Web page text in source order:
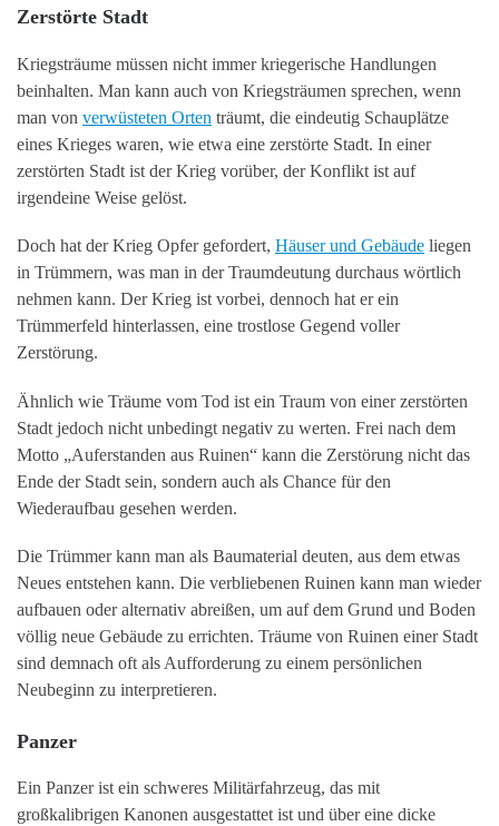
Zerstörte Stadt
Kriegsträume müssen nicht immer kriegerische Handlungen
beinhalten. Man kann auch von Kriegsträumen sprechen, wenn
man von verwüsteten Orten träumt, die eindeutig Schauplätze
eines Krieges waren, wie etwa eine zerstörte Stadt. In einer
zerstörten Stadt ist der Krieg vorüber, der Konflikt ist auf
irgendeine Weise gelöst.
Doch hat der Krieg Opfer gefordert, Häuser und Gebäude liegen
in Trümmern, was man in der Traumdeutung durchaus wörtlich
nehmen kann. Der Krieg ist vorbei, dennoch hat er ein
Trümmerfeld hinterlassen, eine trostlose Gegend voller
Zerstörung.
Ähnlich wie Träume vom Tod ist ein Traum von einer zerstörten
Stadt jedoch nicht unbedingt negativ zu werten. Frei nach dem
Motto „Auferstanden aus Ruinen“ kann die Zerstörung nicht das
Ende der Stadt sein, sondern auch als Chance für den
Wiederaufbau gesehen werden.
Die Trümmer kann man als Baumaterial deuten, aus dem etwas
Neues entstehen kann. Die verbliebenen Ruinen kann man wieder
aufbauen oder alternativ abreißen, um auf dem Grund und Boden
völlig neue Gebäude zu errichten. Träume von Ruinen einer Stadt
sind demnach oft als Aufforderung zu einem persönlichen
Neubeginn zu interpretieren.
Panzer
Ein Panzer ist ein schweres Militärfahrzeug, das mit
großkalibrigen Kanonen ausgestattet ist und über eine dicke